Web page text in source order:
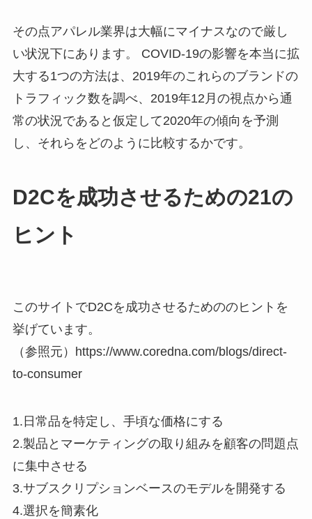
その点アパレル業界は大幅にマイナスなので厳し
い状況下にあります。 COVID-19の影響を本当に拡
大する1つの方法は、2019年のこれらのブランドの
トラフィック数を調べ、2019年12月の視点から通
常の状況であると仮定して2020年の傾向を予測
し、それらをどのように比較するかです。
D2Cを成功させるための21の
ヒント
このサイトでD2Cを成功させるためののヒントを
挙げています。
（参照元）https://www.coredna.com/blogs/direct-
to-consumer
1.日常品を特定し、手頃な価格にする
2.製品とマーケティングの取り組みを顧客の問題点
に集中させる
3.サブスクリプションベースのモデルを開発する
4.選択を簡素化